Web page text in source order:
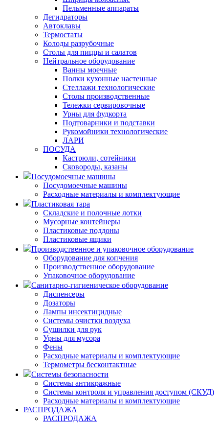
Пельменные аппараты
Дегидраторы
Автоклавы
Термостаты
Колоды разрубочные
Столы для пиццы и салатов
Нейтральное оборудование
Ванны моечные
Полки кухонные настенные
Стеллажи технологические
Столы производственные
Тележки сервировочные
Урны для фудкорта
Подтоварники и подставки
Рукомойники технологические
ЛАРИ
ПОСУДА
Кастрюли, сотейники
Сковороды, казаны
Посудомоечные машины
Посудомоечные машины
Расходные материалы и комплектующие
Пластиковая тара
Складские и полочные лотки
Мусорные контейнеры
Пластиковые поддоны
Пластиковые ящики
Производственное и упаковочное оборудование
Оборудование для копчения
Производственное оборудование
Упаковочное оборудование
Санитарно-гигиеническое оборудование
Диспенсеры
Дозаторы
Лампы инсектицидные
Системы очистки воздуха
Сушилки для рук
Урны для мусора
Фены
Расходные материалы и комплектующие
Термометры бесконтактные
Системы безопасности
Системы антикражные
Системы контроля и управления доступом (СКУД)
Расходные материалы и комплектующие
РАСПРОДАЖА
РАСПРОДАЖА